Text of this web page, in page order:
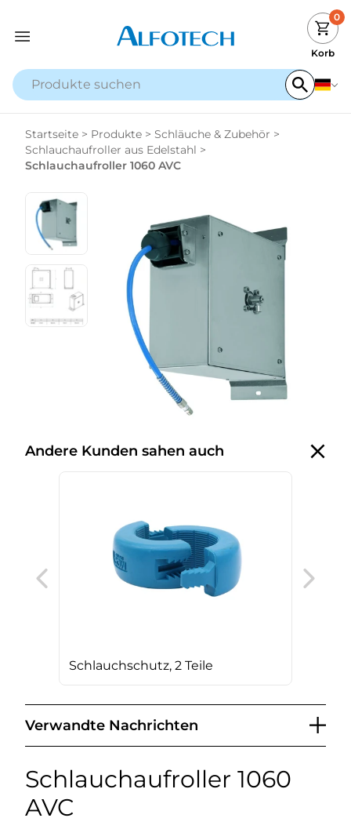
0
Korb
Startseite > Produkte > Schläuche & Zubehör >
Schlauchaufroller aus Edelstahl >
Schlauchaufroller 1060 AVC
Andere Kunden sahen auch
Schlauchschutz, 2 Teile
Verwandte Nachrichten
Schlauchaufroller 1060
AVC